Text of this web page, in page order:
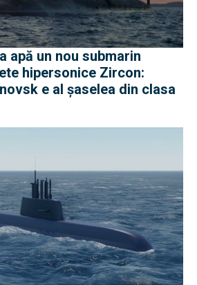
apă un nou submarin
hipersonice Zircon:
e al șaselea din clasa